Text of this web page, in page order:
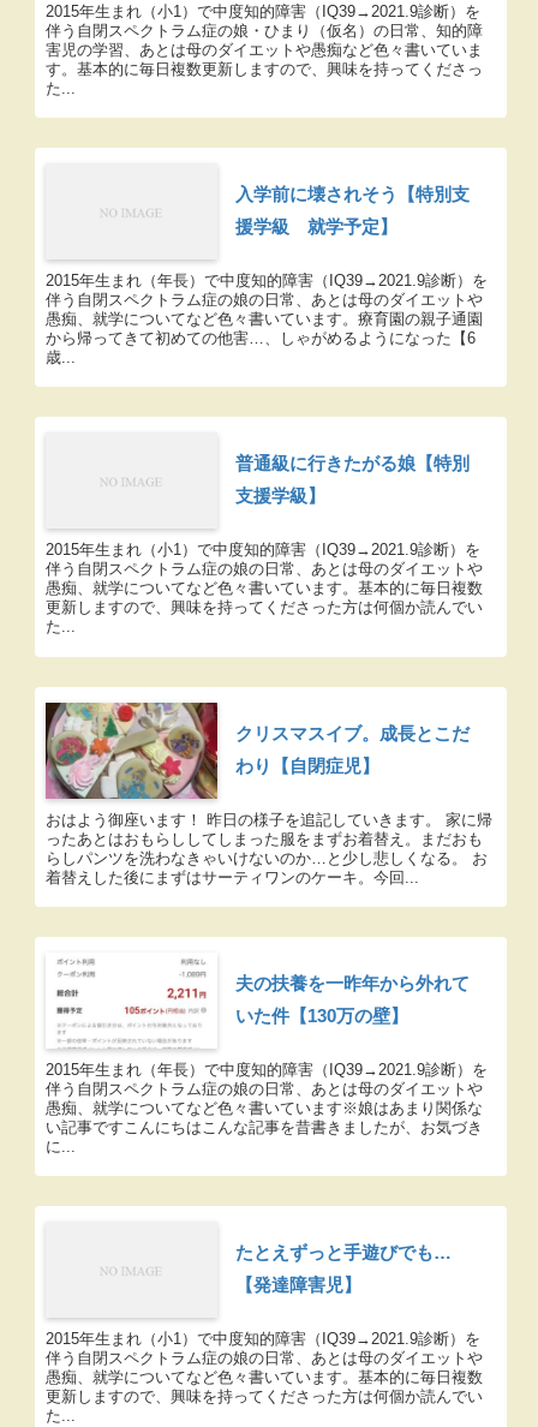
2015年生まれ（小1）で中度知的障害（IQ39→2021.9診断）を
伴う自閉スペクトラム症の娘・ひまり（仮名）の日常、知的障
害児の学習、あとは母のダイエットや愚痴など色々書いていま
す。基本的に毎日複数更新しますので、興味を持ってくださっ
た...
入学前に壊されそう【特別支
援学級 就学予定】
2015年生まれ（年長）で中度知的障害（IQ39→2021.9診断）を
伴う自閉スペクトラム症の娘の日常、あとは母のダイエットや
愚痴、就学についてなど色々書いています。療育園の親子通園
から帰ってきて初めての他害…、しゃがめるようになった【6
歳...
普通級に行きたがる娘【特別
支援学級】
2015年生まれ（小1）で中度知的障害（IQ39→2021.9診断）を
伴う自閉スペクトラム症の娘の日常、あとは母のダイエットや
愚痴、就学についてなど色々書いています。基本的に毎日複数
更新しますので、興味を持ってくださった方は何個か読んでい
た...
クリスマスイブ。成長とこだ
わり【自閉症児】
おはよう御座います！ 昨日の様子を追記していきます。 家に帰
ったあとはおもらししてしまった服をまずお着替え。まだおも
らしパンツを洗わなきゃいけないのか…と少し悲しくなる。 お
着替えした後にまずはサーティワンのケーキ。今回...
夫の扶養を一昨年から外れて
いた件【130万の壁】
2015年生まれ（年長）で中度知的障害（IQ39→2021.9診断）を
伴う自閉スペクトラム症の娘の日常、あとは母のダイエットや
愚痴、就学についてなど色々書いています※娘はあまり関係な
い記事ですこんにちはこんな記事を昔書きましたが、お気づき
に...
たとえずっと手遊びでも…
【発達障害児】
2015年生まれ（小1）で中度知的障害（IQ39→2021.9診断）を
伴う自閉スペクトラム症の娘の日常、あとは母のダイエットや
愚痴、就学についてなど色々書いています。基本的に毎日複数
更新しますので、興味を持ってくださった方は何個か読んでい
た...